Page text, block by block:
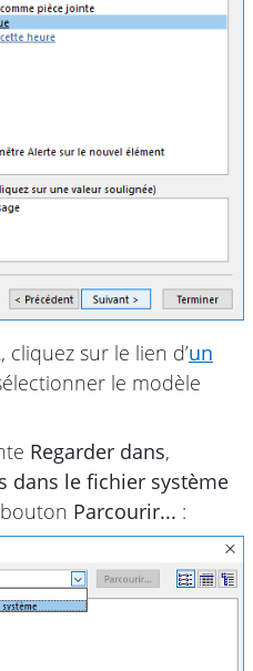
, cliquez sur le lien d’un
le modèle
Regarder dans,
dans le fichier système
Parcourir... :